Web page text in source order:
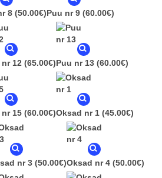
8 (50.00€)Puu nr 9 (60.00€)
nr 12 (65.00€)Puu nr 13 (60.00€)
nr 15 (60.00€)Oksad nr 1 (45.00€)
nr 3 (50.00€)Oksad nr 4 (50.00€)